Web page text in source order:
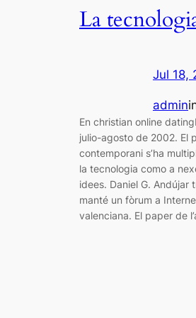
La
Jul 18,
admin
En christian online
julio-agosto de 2002. El
contemporani s’ha
la tecnologia como a
idees. Daniel G. Andújar
manté un fòrum a
valenciana. El paper de